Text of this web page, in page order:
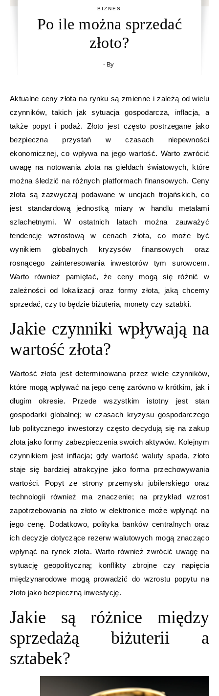
BIZNES
Po ile można sprzedać
złoto?
- By
Aktualne ceny złota na rynku są zmienne i zależą od wielu
czynników, takich jak sytuacja gospodarcza, inflacja, a
także popyt i podaż. Złoto jest często postrzegane jako
bezpieczna przystań w czasach niepewności
ekonomicznej, co wpływa na jego wartość. Warto zwrócić
uwagę na notowania złota na giełdach światowych, które
można śledzić na różnych platformach finansowych. Ceny
złota są zazwyczaj podawane w uncjach trojańskich, co
jest standardową jednostką miary w handlu metalami
szlachetnymi. W ostatnich latach można zauważyć
tendencję wzrostową w cenach złota, co może być
wynikiem globalnych kryzysów finansowych oraz
rosnącego zainteresowania inwestorów tym surowcem.
Warto również pamiętać, że ceny mogą się różnić w
zależności od lokalizacji oraz formy złota, jaką chcemy
sprzedać, czy to będzie biżuteria, monety czy sztabki.
Jakie czynniki wpływają na
wartość złota?
Wartość złota jest determinowana przez wiele czynników,
które mogą wpływać na jego cenę zarówno w krótkim, jak i
długim okresie. Przede wszystkim istotny jest stan
gospodarki globalnej; w czasach kryzysu gospodarczego
lub politycznego inwestorzy często decydują się na zakup
złota jako formy zabezpieczenia swoich aktywów. Kolejnym
czynnikiem jest inflacja; gdy wartość waluty spada, złoto
staje się bardziej atrakcyjne jako forma przechowywania
wartości. Popyt ze strony przemysłu jubilerskiego oraz
technologii również ma znaczenie; na przykład wzrost
zapotrzebowania na złoto w elektronice może wpłynąć na
jego cenę. Dodatkowo, polityka banków centralnych oraz
ich decyzje dotyczące rezerw walutowych mogą znacząco
wpłynąć na rynek złota. Warto również zwrócić uwagę na
sytuację geopolityczną; konflikty zbrojne czy napięcia
międzynarodowe mogą prowadzić do wzrostu popytu na
złoto jako bezpieczną inwestycję.
Jakie są różnice między
sprzedażą biżuterii a
sztabek?